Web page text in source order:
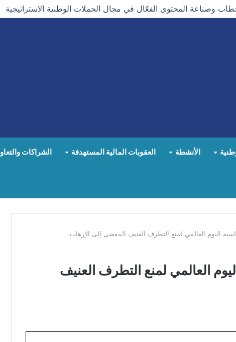
وصناعة المحتوى الفعّال في مجال الحملات الوطنية الاستراتيجية
الأنشطة العقوبات المالية المستهدفة الشراكات
اليوم العالمي لمنع التطرف العنيف المفضي إلى الإرهاب.
العالمي لمنع التطرف العنيف